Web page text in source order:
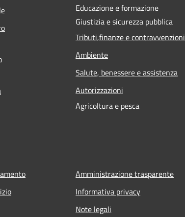
Educazione e formazione
Giustizia e sicurezza pubblica
Tributi,finanze e contravvenzioni
Ambiente
Salute, benessere e assistenza
Autorizzazioni
Agricoltura e pesca
Amministrazione trasparente
Informativa privacy
Note legali